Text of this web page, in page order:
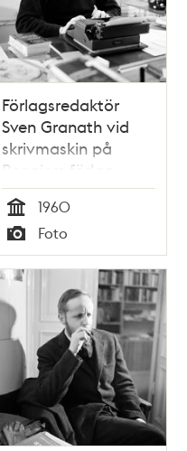
Förlagsredaktör
Sven Granath vid
skrivmaskin på
Bonniers förlag,
Sveavägen 56
Tid
1960
Typ
Foto